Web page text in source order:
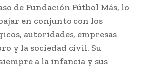
de Fundación Fútbol Más, lo
en conjunto con los
autoridades, empresas
y la sociedad civil. Su
a la infancia y sus